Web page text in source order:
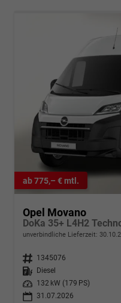
ab 775,– € mtl.
Opel Movano
DoKa 35+ L4H2
unverbindliche Lieferzeit:
Fahrzeugnr. 1345076
Kraftstoff
Diesel
Leistung
132 kW (179 PS)
31.07.2026